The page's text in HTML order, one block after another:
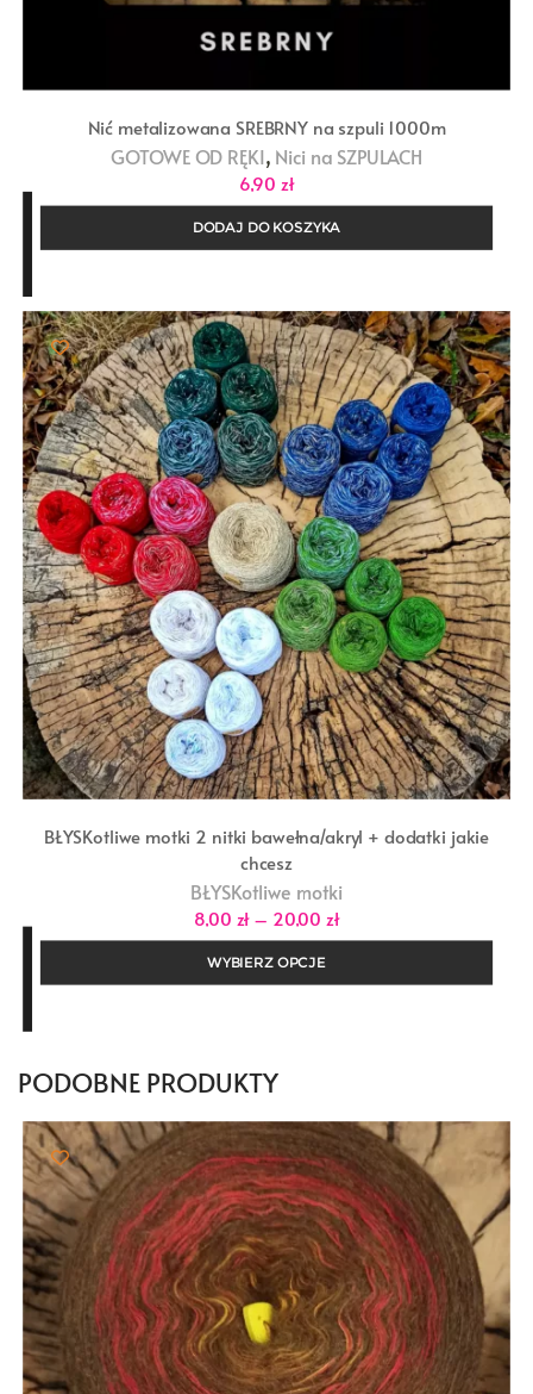
Nić metalizowana SREBRNY na szpuli 1000m
GOTOWE OD RĘKI, Nici na SZPULACH
6,90 zł
DODAJ DO KOSZYKA
BŁYSKotliwe motki 2 nitki bawełna/akryl + dodatki jakie
chcesz
BŁYSKotliwe motki
8,00 zł – 20,00 złZakres
cen:
do
WYBIERZ OPCJE
PODOBNE PRODUKTY